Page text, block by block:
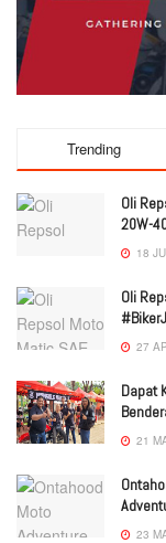
Trending
Oli
20W-
18
Oli
27
Dapat
21
23